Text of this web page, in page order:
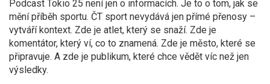
Podcast Tokio 25 není jen o informacích. Je to o tom, jak se
mění příběh sportu. ČT sport nevydává jen přímé přenosy –
vytváří kontext. Zde je atlet, který se snaží. Zde je
komentátor, který ví, co to znamená. Zde je město, které se
připravuje. A zde je publikum, které chce vědět víc než jen
výsledky.